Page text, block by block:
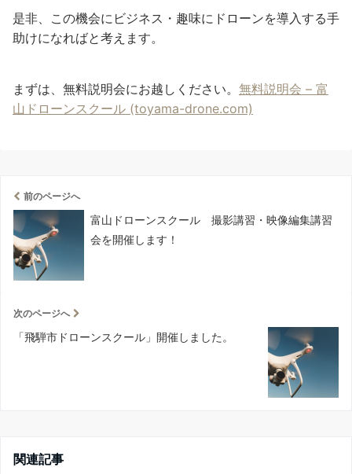
是非、この機会にビジネス・趣味にドローンを導入する手
助けになればと考えます。
まずは、無料説明会にお越しください。 無料説明会 – 富
山ドローンスクール (toyama-drone.com)
前のページへ
富山ドローンスクール 撮影講習・映像編集講習
会を開催します！
次のページへ
「飛騨市ドローンスクール」開催しました。
関連記事